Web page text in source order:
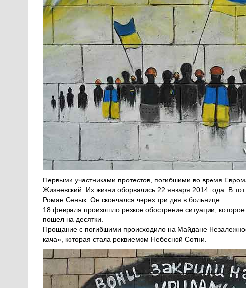
Первыми участниками протестов, погибшими во время
Жизневский. Их жизни оборвались 22 января 2014 года. В
Роман Сенык. Он скончался через три дня в больнице.
18 февраля произошло резкое обострение ситуации,
пошел на десятки.
Прощание с погибшими происходило на Майдане
кача», которая стала реквиемом Небесной Сотни.